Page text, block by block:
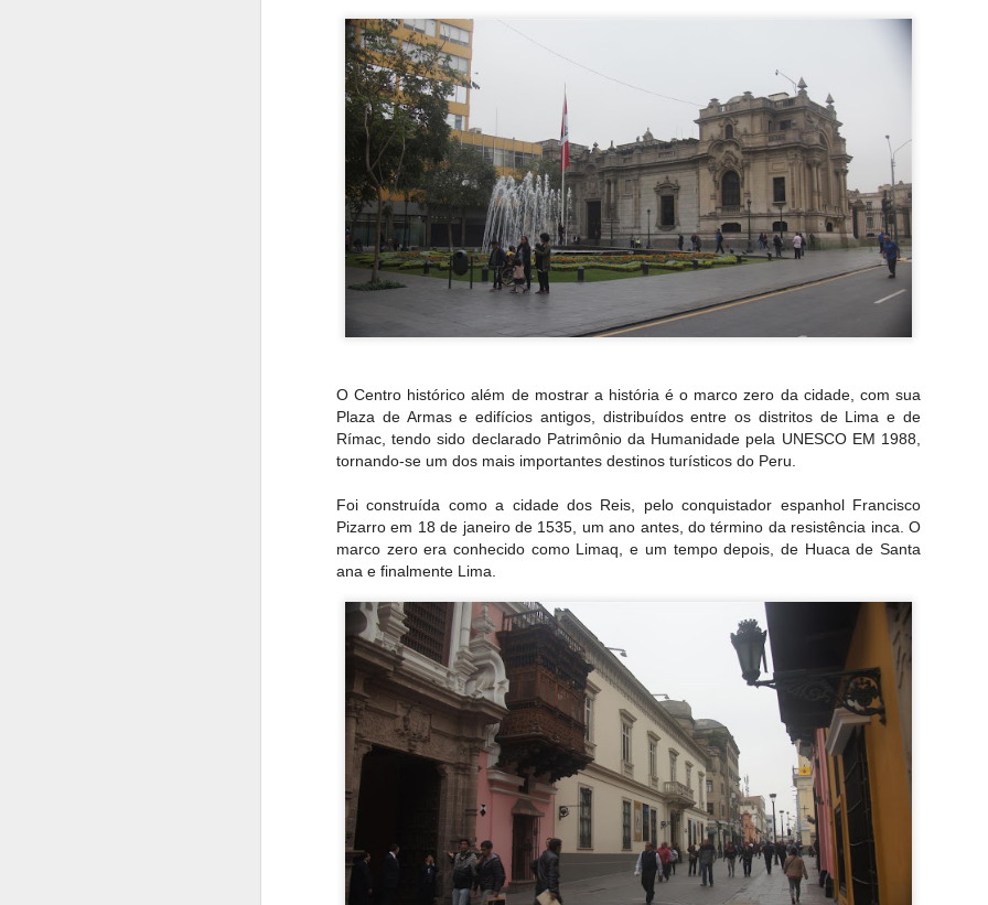
O Centro histórico além de mostrar a história é o marco zero da cidade, com sua
Plaza de Armas e edifícios antigos, distribuídos entre os distritos de Lima e de
Rímac, tendo sido declarado Patrimônio da Humanidade pela UNESCO EM 1988,
tornando-se um dos mais importantes destinos turísticos do Peru.
Foi construída como a cidade dos Reis, pelo conquistador espanhol Francisco
Pizarro em 18 de janeiro de 1535, um ano antes, do término da resistência inca. O
marco zero era conhecido como Limaq, e um tempo depois, de Huaca de Santa
ana e finalmente Lima.
Francesa que decidiram permanecer no Império Austríaco. A posse de 125 anos
mais importante da história do castelo.
castelo foi nacionalizado e tornou-se de propriedade do estado. Desde 1950, ele tem
em pequena escala. Com o decorrer do tempo, na década de 1970, muitas